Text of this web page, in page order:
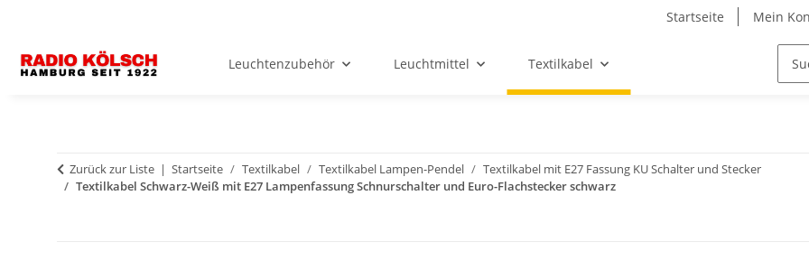
Startseite Mein
Leuchtenzubehör Leuchtmittel Textilkabel
Zurück zur Liste Startseite Textilkabel Textilkabel Lampen-Pendel
Textilkabel mit E27 Fassung KU Schalter und Stecker
Textilkabel Schwarz-Weiß mit E27 Lampenfassung Schnurschalter und Euro-Flachstecker schwarz